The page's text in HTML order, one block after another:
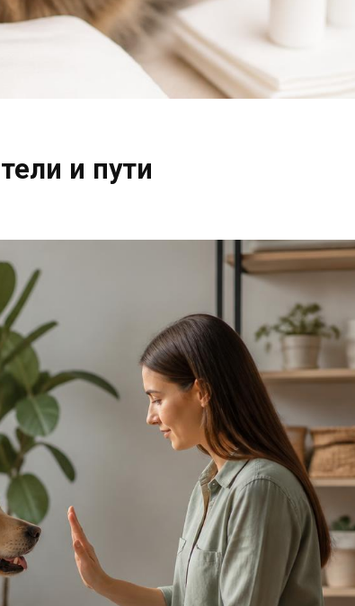
и пути